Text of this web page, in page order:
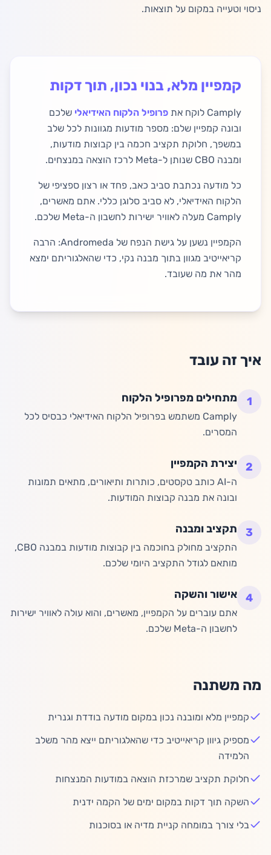
ניסוי וטעייה במקום על תוצאות.
קמפיין מלא, בנוי נכון, תוך דקות
Camply לוקח את פרופיל הלקוח האידיאלי שלכם
ובונה קמפיין שלם: מספר מודעות מגוונות לכל שלב
במשפך, חלוקת תקציב חכמה בין קבוצות מודעות,
ומבנה CBO שנותן ל-Meta לרכז הוצאה במנצחים.
כל מודעה נכתבת סביב כאב, פחד או רצון ספציפי של
הלקוח האידיאלי, לא סביב סלוגן כללי. אתם מאשרים,
Camply מעלה לאוויר ישירות לחשבון ה-Meta שלכם.
הקמפיין נשען על גישת הנפח של Andromeda: הרבה
קריאייטיב מגוון בתוך מבנה נקי, כדי שהאלגוריתם ימצא
מהר את מה שעובד.
איך זה עובד
1 מתחילים מפרופיל הלקוח
Camply משתמש בפרופיל הלקוח האידיאלי כבסיס לכל
המסרים.
2 יצירת הקמפיין
ה-AI כותב טקסטים, כותרות ותיאורים, מתאים תמונות
ובונה את מבנה קבוצות המודעות.
3 תקציב ומבנה
התקציב מחולק בחוכמה בין קבוצות מודעות במבנה CBO,
מותאם לגודל התקציב היומי שלכם.
4 אישור והשקה
אתם עוברים על הקמפיין, מאשרים, והוא עולה לאוויר ישירות
לחשבון ה-Meta שלכם.
מה משתנה
קמפיין מלא ומובנה נכון במקום מודעה בודדת וגנרית
מספיק גיוון קריאייטיב כדי שהאלגוריתם ייצא מהר משלב
הלמידה
חלוקת תקציב שמרכזת הוצאה במודעות המנצחות
השקה תוך דקות במקום ימים של הקמה ידנית
בלי צורך במומחה קניית מדיה או בסוכנות